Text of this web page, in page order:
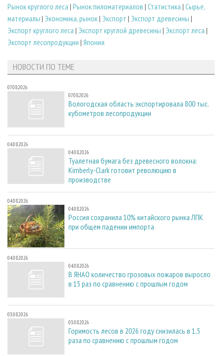
Рынок круглого леса | Рынок пиломатериалов | Статистика | Сырье,
материалы | Экономика, рынок| Экспорт | Экспорт древесины |
Экспорт круглого леса | Экспорт круглой древесины | Экспорт леса |
Экспорт лесопродукции | Япония
НОВОСТИ ПО ТЕМЕ
07.08.2026
07.08.2026
Вологодская область экспортировала 800 тыс.
кубометров лесопродукции
04.08.2026
04.08.2026
Туалетная бумага без древесного волокна:
Kimberly-Clark готовит революцию в
производстве
04.08.2026
04.08.2026
Россия сохранила 10% китайского рынка ЛПК
при общем падении импорта
04.08.2026
04.08.2026
В ЯНАО количество грозовых пожаров выросло
в 15 раз по сравнению с прошлым годом
03.08.2026
03.08.2026
Горимость лесов в 2026 году снизилась в 1,5
раза по сравнению с прошлым годом